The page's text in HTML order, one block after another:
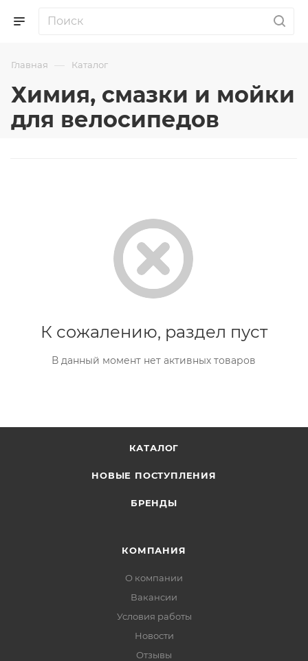
Главная — Каталог
Химия, смазки и мойки
для велосипедов
К сожалению, раздел пуст
В данный момент нет активных товаров
КАТАЛОГ
НОВЫЕ ПОСТУПЛЕНИЯ
БРЕНДЫ
КОМПАНИЯ
О компании
Вакансии
Условия работы
Новости
Отзывы